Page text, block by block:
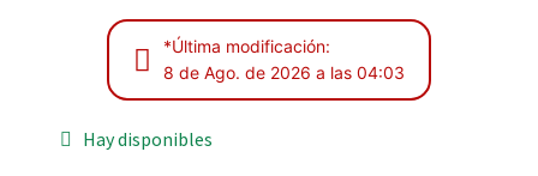
*Última modificación:
8 de Ago. de 2026 a las 04:03
Hay disponibles